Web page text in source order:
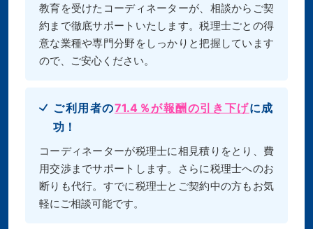
教育を受けたコーディネーターが、相談からご契
約まで徹底サポートいたします。税理士ごとの得
意な業種や専門分野をしっかりと把握しています
ので、ご安心ください。
ご利用者の71.4％が報酬の引き下げに成
功！
コーディネーターが税理士に相見積りをとり、費
用交渉までサポートします。さらに税理士へのお
断りも代行。すでに税理士とご契約中の方もお気
軽にご相談可能です。